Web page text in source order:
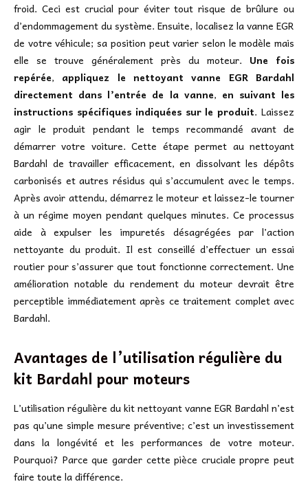
froid. Ceci est crucial pour éviter tout risque de brûlure ou
d’endommagement du système. Ensuite, localisez la vanne EGR
de votre véhicule; sa position peut varier selon le modèle mais
elle se trouve généralement près du moteur. Une fois
repérée, appliquez le nettoyant vanne EGR Bardahl
directement dans l’entrée de la vanne, en suivant les
instructions spécifiques indiquées sur le produit. Laissez
agir le produit pendant le temps recommandé avant de
démarrer votre voiture. Cette étape permet au nettoyant
Bardahl de travailler efficacement, en dissolvant les dépôts
carbonisés et autres résidus qui s’accumulent avec le temps.
Après avoir attendu, démarrez le moteur et laissez-le tourner
à un régime moyen pendant quelques minutes. Ce processus
aide à expulser les impuretés désagrégées par l’action
nettoyante du produit. Il est conseillé d’effectuer un essai
routier pour s’assurer que tout fonctionne correctement. Une
amélioration notable du rendement du moteur devrait être
perceptible immédiatement après ce traitement complet avec
Bardahl.
Avantages de l’utilisation régulière du
kit Bardahl pour moteurs
L’utilisation régulière du kit nettoyant vanne EGR Bardahl n’est
pas qu’une simple mesure préventive; c’est un investissement
dans la longévité et les performances de votre moteur.
Pourquoi? Parce que garder cette pièce cruciale propre peut
faire toute la différence.